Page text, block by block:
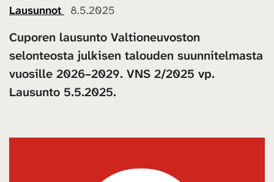
Lausunnot 8.5.2025
Cuporen lausunto Valtioneuvoston
selonteosta julkisen talouden suunnitelmasta
vuosille 2026–2029. VNS 2/2025 vp.
Lausunto 5.5.2025.